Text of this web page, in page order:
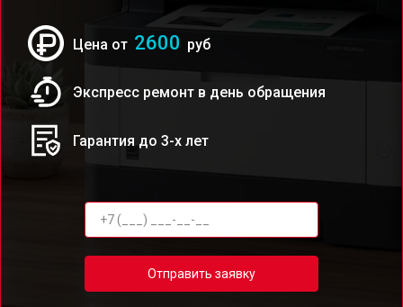
Цена от 2600 руб
Экспресс ремонт в день обращения
Гарантия до 3-х лет
Отправить заявку